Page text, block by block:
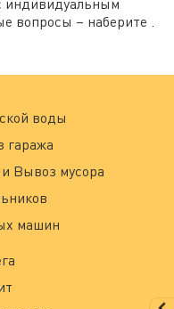
индивидуальным
вопросы – наберите .
воды
гаража
Вывоз мусора
машин